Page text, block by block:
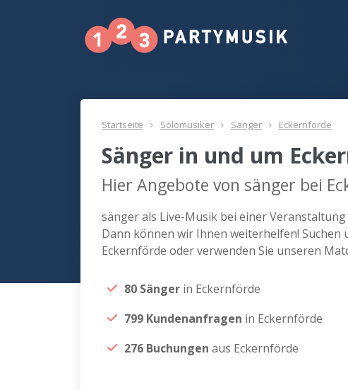
Startseite Solomusiker Sänger Eckernförde
Sänger in und um
Hier Angebote von sänger bei
sänger als Live-Musik bei einer
Dann können wir Ihnen weiterhelfen! Suchen
Eckernförde oder verwenden Sie unseren
80 Sänger in Eckernförde
799 Kundenanfragen in Eckernförde
276 Buchungen aus Eckernförde